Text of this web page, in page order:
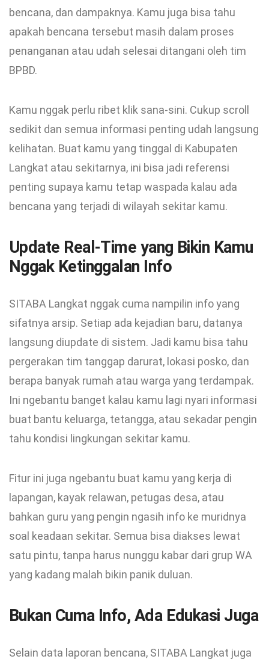
bencana, dan dampaknya. Kamu juga bisa tahu
apakah bencana tersebut masih dalam proses
penanganan atau udah selesai ditangani oleh tim
BPBD.
Kamu nggak perlu ribet klik sana-sini. Cukup scroll
sedikit dan semua informasi penting udah langsung
kelihatan. Buat kamu yang tinggal di Kabupaten
Langkat atau sekitarnya, ini bisa jadi referensi
penting supaya kamu tetap waspada kalau ada
bencana yang terjadi di wilayah sekitar kamu.
Update Real-Time yang Bikin Kamu
Nggak Ketinggalan Info
SITABA Langkat nggak cuma nampilin info yang
sifatnya arsip. Setiap ada kejadian baru, datanya
langsung diupdate di sistem. Jadi kamu bisa tahu
pergerakan tim tanggap darurat, lokasi posko, dan
berapa banyak rumah atau warga yang terdampak.
Ini ngebantu banget kalau kamu lagi nyari informasi
buat bantu keluarga, tetangga, atau sekadar pengin
tahu kondisi lingkungan sekitar kamu.
Fitur ini juga ngebantu buat kamu yang kerja di
lapangan, kayak relawan, petugas desa, atau
bahkan guru yang pengin ngasih info ke muridnya
soal keadaan sekitar. Semua bisa diakses lewat
satu pintu, tanpa harus nunggu kabar dari grup WA
yang kadang malah bikin panik duluan.
Bukan Cuma Info, Ada Edukasi Juga
Selain data laporan bencana, SITABA Langkat juga